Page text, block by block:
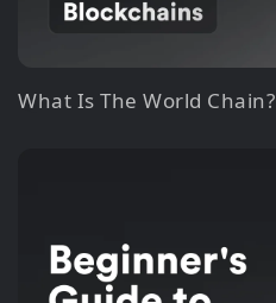
What Is The World Chain?